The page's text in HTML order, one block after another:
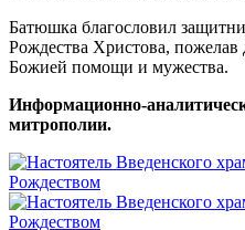
Батюшка благословил
Рождества Христова, пожелав
Божией помощи и мужества.
Информационно-
митрополии.